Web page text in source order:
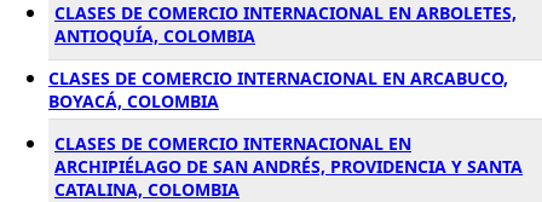
CLASES DE COMERCIO INTERNACIONAL EN ARBOLETES,
ANTIOQUÍA, COLOMBIA
CLASES DE COMERCIO INTERNACIONAL EN ARCABUCO,
BOYACÁ, COLOMBIA
CLASES DE COMERCIO INTERNACIONAL EN
ARCHIPIÉLAGO DE SAN ANDRÉS, PROVIDENCIA Y SANTA
CATALINA, COLOMBIA